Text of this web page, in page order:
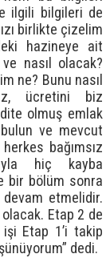
ilgili bilgileri de
birlikte çizelim
hazineye ait
nasıl olacak?
ne? Bunu nasıl
ücretini biz
olmuş emlak
ve mevcut
bağımsız
hiç kayba
bir bölüm sonra
devam etmelidir.
olacak. Etap 2 de
Etap 1’i takip
dedi.